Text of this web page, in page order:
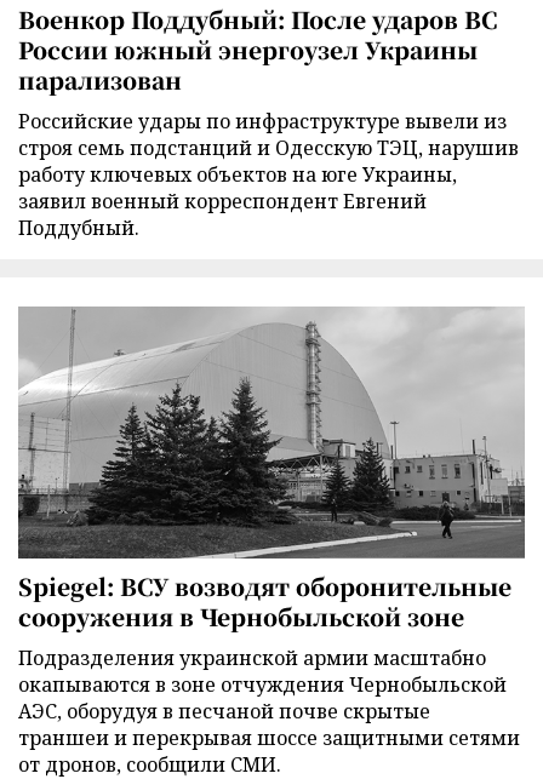
Военкор Поддубный: После ударов ВС
России южный энергоузел Украины
парализован
Российские удары по инфраструктуре вывели из
строя семь подстанций и Одесскую ТЭЦ, нарушив
работу ключевых объектов на юге Украины,
заявил военный корреспондент Евгений
Поддубный.
Spiegel: ВСУ возводят оборонительные
сооружения в Чернобыльской зоне
Подразделения украинской армии масштабно
окапываются в зоне отчуждения Чернобыльской
АЭС, оборудуя в песчаной почве скрытые
траншеи и перекрывая шоссе защитными сетями
от дронов, сообщили СМИ.